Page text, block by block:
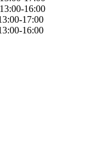
16:00
17:00
16:00